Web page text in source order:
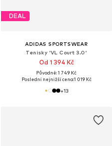
DEAL
ADIDAS SPORTSWEAR
Tenisky 'VL Court 3.0'
Od 1 394 Kč
Původně: 1 749 Kč
Poslední nejnižší cena:1 019 Kč
+13